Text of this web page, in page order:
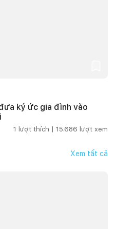
ký ức gia đình vào
1 lượt thích | 15.686 lượt xem
Xem tất cả